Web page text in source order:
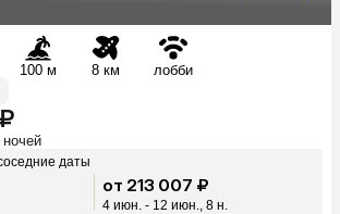
100 м 8 км лобби
даты
от 213 007 ₽
4 июн. - 12 июн., 8 н.